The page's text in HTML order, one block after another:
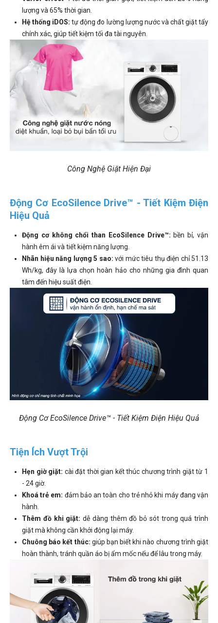
lượng và 65% thời gian.
Hệ thống iDOS: tự động đo lường lượng nước và chất giặt tẩy
chính xác, giúp tiết kiệm tối đa tài nguyên.
Công Nghệ Giặt Hiện Đại
Động Cơ EcoSilence Drive™ - Tiết Kiệm Điện
Hiệu Quả
Động cơ không chổi than EcoSilence Drive™: bền bỉ, vận
hành êm ái và tiết kiệm năng lượng.
Nhãn hiệu năng lượng 5 sao: với mức tiêu thụ điện chỉ 51.13
Wh/kg, đây là lựa chọn hoàn hảo cho những gia đình quan
tâm đến hiệu suất điện.
Động Cơ EcoSilence Drive™ - Tiết Kiệm Điện Hiệu Quả
Tiện Ích Vượt Trội
Hẹn giờ giặt: cài đặt thời gian kết thúc chương trình giặt từ 1
- 24 giờ.
Khoá trẻ em: đảm bảo an toàn cho trẻ nhỏ khi máy đang vận
hành.
Thêm đồ khi giặt: dễ dàng thêm đồ bỏ sót trong quá trình
giặt mà không cần khởi động lại máy.
Chuông báo kết thúc: giúp bạn biết khi nào chương trình giặt
hoàn thành, tránh quần áo bị ẩm mốc nếu để lâu trong máy.